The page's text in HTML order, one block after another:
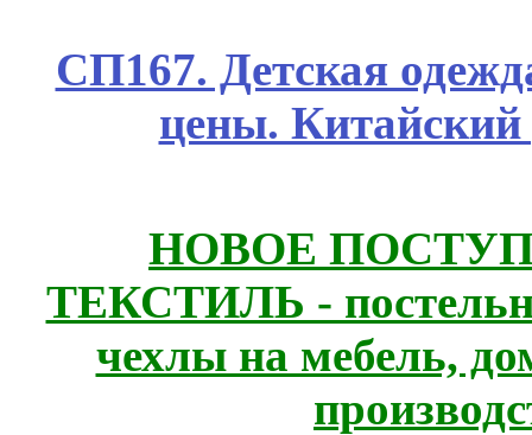
СП167. Детская
цены.
НОВОЕ
ТЕКСТИЛЬ -
чехлы на мебель,